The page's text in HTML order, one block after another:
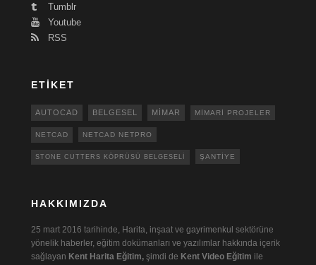
Tumblr
Youtube
RSS
ETIKET
AUTOCAD BELGESEL MIMAR MIMARI PROJELER
NETCAD NETCAD NETPRO
STONE CUTTERS KÖPRÜSÜ BELGESELI ŞANTIYE
HAKKIMIZDA
25 mart 2016 tarihinde, Harita, inşaat ve gayrimenkul sektörüne
yönelik haberler, eğitim dokümanları ve yazılımlar hakkında içerik
sağlayan Kent Harita Eğitim, şimdi de Kent Video Eğitim ile